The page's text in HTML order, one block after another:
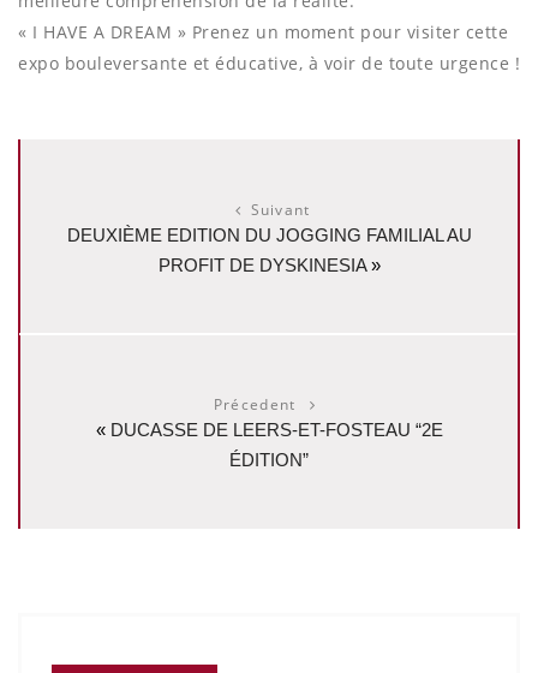
« I HAVE A DREAM » Prenez un moment pour visiter cette
expo bouleversante et éducative, à voir de toute urgence !
Suivant
DEUXIÈME EDITION DU JOGGING FAMILIAL AU
PROFIT DE DYSKINESIA»
Précedent
« DUCASSE DE LEERS-ET-FOSTEAU “2E
ÉDITION”